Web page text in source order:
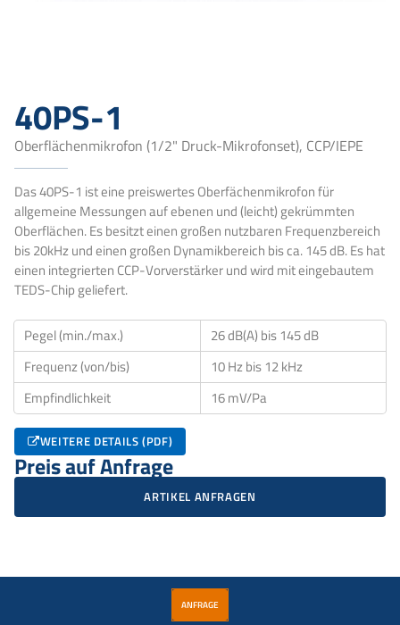
40PS-1
Oberflächenmikrofon (1/2" Druck-Mikrofonset), CCP/IEPE
Das 40PS-1 ist eine preiswertes Oberfächenmikrofon für
allgemeine Messungen auf ebenen und (leicht) gekrümmten
Oberflächen. Es besitzt einen großen nutzbaren Frequenzbereich
bis 20kHz und einen großen Dynamikbereich bis ca. 145 dB. Es hat
einen integrierten CCP-Vorverstärker und wird mit eingebautem
TEDS-Chip geliefert.
Pegel (min./max.)
26 dB(A) bis 145 dB
Frequenz (von/bis)
10 Hz bis 12 kHz
Empfindlichkeit
16 mV/Pa
WEITERE DETAILS (PDF)
Preis auf Anfrage
ARTIKEL ANFRAGEN
ANFRAGE